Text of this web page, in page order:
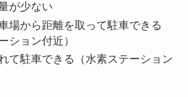
が少ない
場から距離を取って駐車できる
ション付近）
て駐車できる（水素ステーション